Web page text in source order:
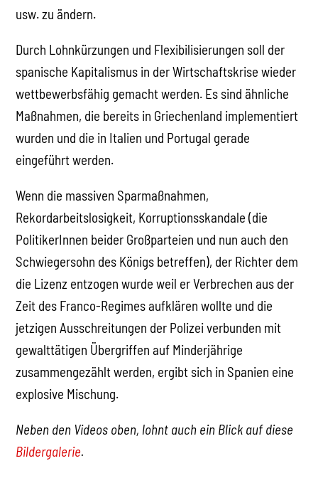
usw. zu ändern.
Durch Lohnkürzungen und Flexibilisierungen soll der
spanische Kapitalismus in der Wirtschaftskrise wieder
wettbewerbsfähig gemacht werden. Es sind ähnliche
Maßnahmen, die bereits in Griechenland implementiert
wurden und die in Italien und Portugal gerade
eingeführt werden.
Wenn die massiven Sparmaßnahmen,
Rekordarbeitslosigkeit, Korruptionsskandale (die
PolitikerInnen beider Großparteien und nun auch den
Schwiegersohn des Königs betreffen), der Richter dem
die Lizenz entzogen wurde weil er Verbrechen aus der
Zeit des Franco-Regimes aufklären wollte und die
jetzigen Ausschreitungen der Polizei verbunden mit
gewalttätigen Übergriffen auf Minderjährige
zusammengezählt werden, ergibt sich in Spanien eine
explosive Mischung.
Neben den Videos oben, lohnt auch ein Blick auf diese
Bildergalerie.